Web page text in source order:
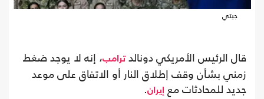
جيتي
قال الرئيس الأمريكي دونالدترامب، إنه لا يوجد ضغط
زمني بشأن وقف إطلاق النار أو الاتفاق على موعد
جديد للمحادثات مع إيران.